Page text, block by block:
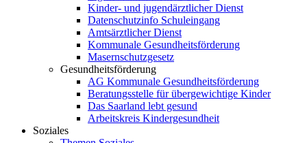
Kinder- und jugendärztlicher Dienst
Datenschutzinfo Schuleingang
Amtsärztlicher Dienst
Kommunale Gesundheitsförderung
Masernschutzgesetz
Gesundheitsförderung
AG Kommunale Gesundheitsförderung
Beratungsstelle für übergewichtige Kinder
Das Saarland lebt gesund
Arbeitskreis Kindergesundheit
Soziales